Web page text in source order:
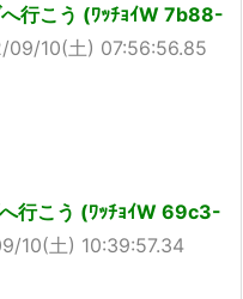
行こう (ﾜｯﾁｮｲW 7b88-
09/10(土) 07:56:56.85
行こう (ﾜｯﾁｮｲW 69c3-
10(土) 10:39:57.34